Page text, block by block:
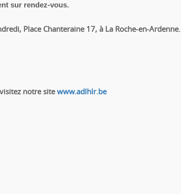
sur rendez-vous.
Place Chanteraine 17, à La Roche-en-Ardenne.
notre sitewww.adlhlr.be